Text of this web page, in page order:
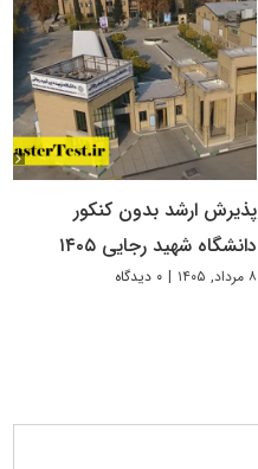
پذیرش ارشد بدون کنکور
دانشگاه شهید رجایی ۱۴۰۵
۸ مرداد, ۱۴۰۵ | ۰ دیدگاه